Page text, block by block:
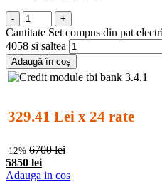
- +
Cantitate Set compus din pat
4058 si saltea
Adaugă în coș
-12% 6700 lei
5850 lei